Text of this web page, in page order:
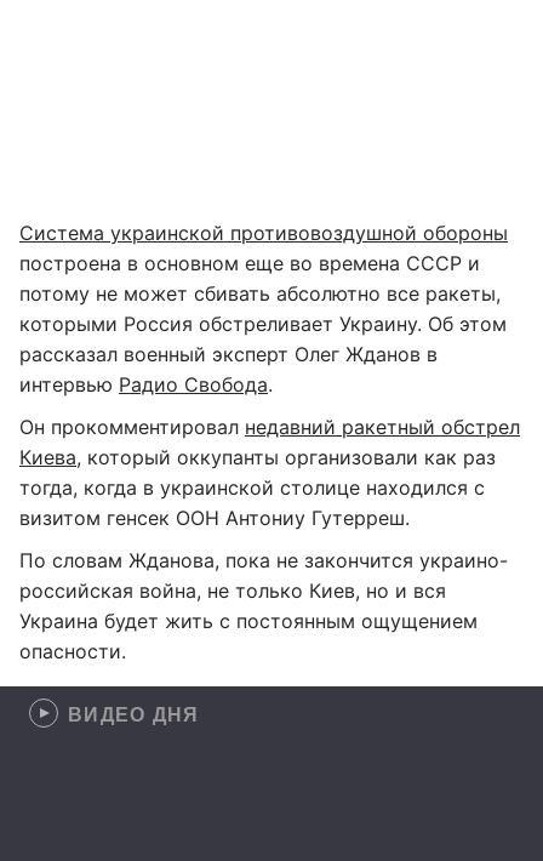
Система украинской противовоздушной обороны
построена в основном еще во времена СССР и
потому не может сбивать абсолютно все ракеты,
которыми Россия обстреливает Украину. Об этом
рассказал военный эксперт Олег Жданов в
интервью Радио Свобода.
Он прокомментировал недавний ракетный обстрел
Киева, который оккупанты организовали как раз
тогда, когда в украинской столице находился с
визитом генсек ООН Антониу Гутерреш.
По словам Жданова, пока не закончится украино-
российская война, не только Киев, но и вся
Украина будет жить с постоянным ощущением
опасности.
ВИДЕО ДНЯ